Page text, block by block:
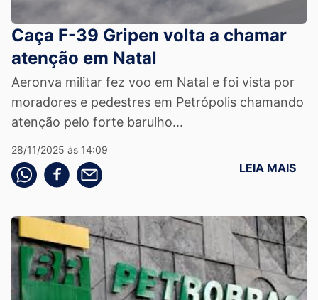
Caça F-39 Gripen volta a chamar
atenção em Natal
Aeronva militar fez voo em Natal e foi vista por
moradores e pedestres em Petrópolis chamando
atenção pelo forte barulho...
28/11/2025 às 14:09
Compartilhe pelo whatsapp
Compartilhar no facebook
Compartilhe pelo email LEIA MAIS